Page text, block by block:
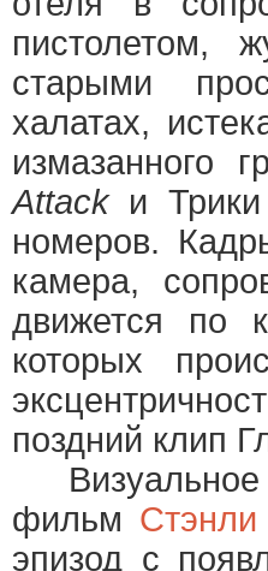
пистолетом,
старыми
халатах,
измазанного
Attackи Трики
номеров.
камера,
движется по
которых
поздний клип
Визуальное
фильм
эпизод с